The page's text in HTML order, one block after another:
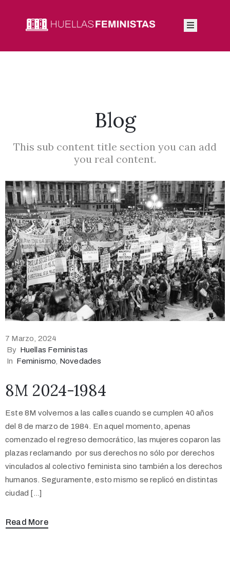
Inicio
Blog
Contacto
Blog
This sub content title section you can add
you real content.
7 Marzo, 2024
By Huellas Feministas
In Feminismo‚ Novedades
8M 2024-1984
Este 8M volvemos a las calles cuando se cumplen 40 años
del 8 de marzo de 1984. En aquel momento, apenas
comenzado el regreso democrático, las mujeres coparon las
plazas reclamando por sus derechos no sólo por derechos
vinculados al colectivo feminista sino también a los derechos
humanos. Seguramente, esto mismo se replicó en distintas
ciudad […]
Read More